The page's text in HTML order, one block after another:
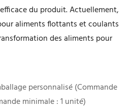
du produit. Actuellement,
aliments flottants et coulants
des aliments pour
personnalisé (Commande
minimale : 1 unité)